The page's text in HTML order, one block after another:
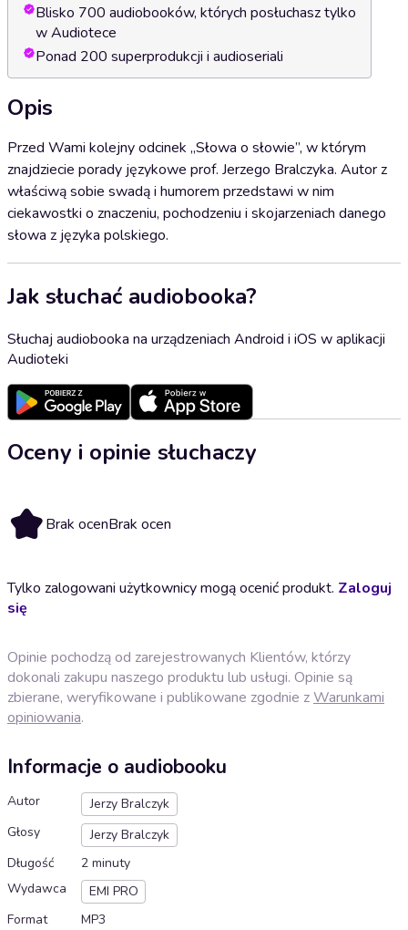
Blisko 700 audiobooków, których posłuchasz tylko
w Audiotece
Ponad 200 superprodukcji i audioseriali
Opis
Przed Wami kolejny odcinek „Słowa o słowie”, w którym
znajdziecie porady językowe prof. Jerzego Bralczyka. Autor z
właściwą sobie swadą i humorem przedstawi w nim
ciekawostki o znaczeniu, pochodzeniu i skojarzeniach danego
słowa z języka polskiego.
Jak słuchać audiobooka?
Słuchaj audiobooka na urządzeniach Android i iOS w aplikacji
Audioteki
Oceny i opinie słuchaczy
Brak ocenBrak ocen
Tylko zalogowani użytkownicy mogą ocenić produkt. Zaloguj
się
Opinie pochodzą od zarejestrowanych Klientów, którzy
dokonali zakupu naszego produktu lub usługi. Opinie są
zbierane, weryfikowane i publikowane zgodnie zWarunkami
opiniowania.
Informacje o audiobooku
Autor
Jerzy Bralczyk
Głosy
Jerzy Bralczyk
Długość
2 minuty
Wydawca
EMI PRO
Format
MP3